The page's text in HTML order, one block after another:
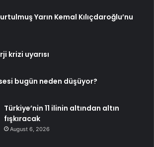
Yarın Kemal Kılıçdaroğlu’nu
krizi uyarısı
bugün neden düşüyor?
Türkiye’nin 11 ilinin altından altın
fışkıracak
August 6, 2026